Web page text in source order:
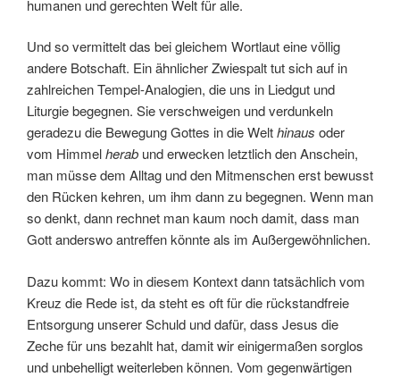
humanen und gerechten Welt für alle.
Und so vermittelt das bei gleichem Wortlaut eine völlig
andere Botschaft. Ein ähnlicher Zwiespalt tut sich auf in
zahlreichen Tempel-Analogien, die uns in Liedgut und
Liturgie begegnen. Sie verschweigen und verdunkeln
geradezu die Bewegung Gottes in die Welthinaus oder
vom Himmelherab und erwecken letztlich den Anschein,
man müsse dem Alltag und den Mitmenschen erst bewusst
den Rücken kehren, um ihm dann zu begegnen. Wenn man
so denkt, dann rechnet man kaum noch damit, dass man
Gott anderswo antreffen könnte als im Außergewöhnlichen.
Dazu kommt: Wo in diesem Kontext dann tatsächlich vom
Kreuz die Rede ist, da steht es oft für die rückstandfreie
Entsorgung unserer Schuld und dafür, dass Jesus die
Zeche für uns bezahlt hat, damit wir einigermaßen sorglos
und unbehelligt weiterleben können. Vom gegenwärtigen